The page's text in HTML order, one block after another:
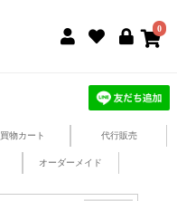
0
買物カート 代行販売
オーダーメイド